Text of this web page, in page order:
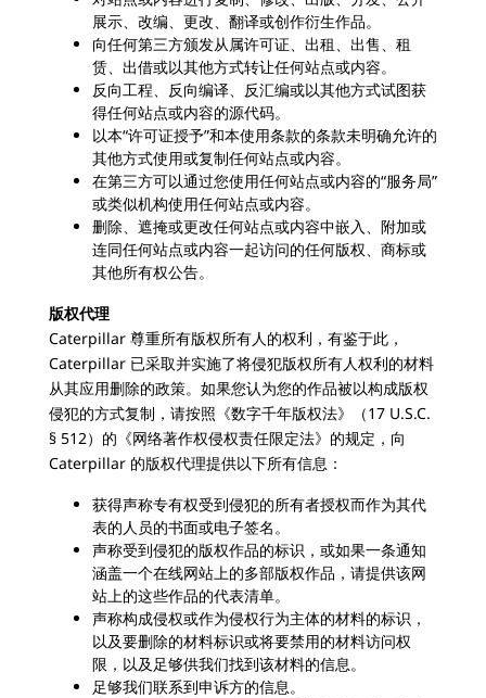
展示、改编、更改、翻译或创作衍生作品。
向任何第三方颁发从属许可证、出租、出售、租
赁、出借或以其他方式转让任何站点或内容。
反向工程、反向编译、反汇编或以其他方式试图获
得任何站点或内容的源代码。
以本“许可证授予”和本使用条款的条款未明确允许的
其他方式使用或复制任何站点或内容。
在第三方可以通过您使用任何站点或内容的“服务局”
或类似机构使用任何站点或内容。
删除、遮掩或更改任何站点或内容中嵌入、附加或
连同任何站点或内容一起访问的任何版权、商标或
其他所有权公告。
版权代理
Caterpillar 尊重所有版权所有人的权利，有鉴于此，
Caterpillar 已采取并实施了将侵犯版权所有人权利的材料
从其应用删除的政策。如果您认为您的作品被以构成版权
侵犯的方式复制，请按照《数字千年版权法》（17 U.S.C.
§ 512）的《网络著作权侵权责任限定法》的规定，向
Caterpillar 的版权代理提供以下所有信息：
获得声称专有权受到侵犯的所有者授权而作为其代
表的人员的书面或电子签名。
声称受到侵犯的版权作品的标识，或如果一条通知
涵盖一个在线网站上的多部版权作品，请提供该网
站上的这些作品的代表清单。
声称构成侵权或作为侵权行为主体的材料的标识，
以及要删除的材料标识或将要禁用的材料访问权
限，以及足够供我们找到该材料的信息。
足够我们联系到申诉方的信息。